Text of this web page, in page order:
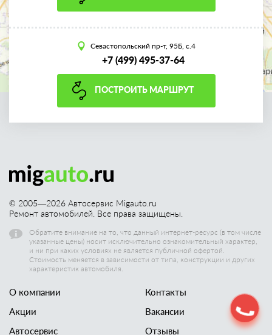
Севастопольский пр-т, 95Б, с.4
+7 (499) 495-37-64
ПОСТРОИТЬ МАРШРУТ
© 2005—2026 Автосервис Migauto.ru
Ремонт автомобилей. Все права защищены.
Обратите внимание на то, что данный интернет-ресурс (в том числе
указанные цены) носит исключительно ознакомительный характер,
и ни при каких условиях не является публичной офертой.
Стоимость меняется в зависимости от типа, конструкции и других
характеристик автомобиля.
О компании
Акции
Автосервис
Контакты
Вакансии
Отзывы